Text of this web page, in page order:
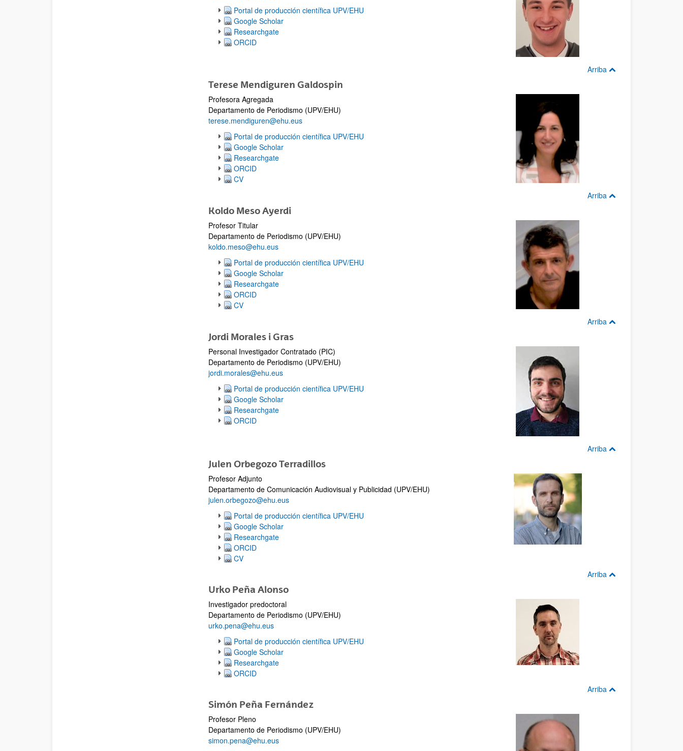
Portal de producción científica UPV/EHU
Google Scholar
Researchgate
ORCID
Arriba
Terese Mendiguren Galdospin
Profesora Agregada
Departamento de Periodismo (UPV/EHU)
terese.mendiguren@ehu.eus
Portal de producción científica UPV/EHU
Google Scholar
Researchgate
ORCID
CV
Arriba
Koldo Meso Ayerdi
Profesor Titular
Departamento de Periodismo (UPV/EHU)
koldo.meso@ehu.eus
Portal de producción científica UPV/EHU
Google Scholar
Researchgate
ORCID
CV
Arriba
Jordi Morales i Gras
Personal Investigador Contratado (PIC)
Departamento de Periodismo (UPV/EHU)
jordi.morales@ehu.eus
Portal de producción científica UPV/EHU
Google Scholar
Researchgate
ORCID
Arriba
Julen Orbegozo Terradillos
Profesor Adjunto
Departamento de Comunicación Audiovisual y Publicidad (UPV/EHU)
julen.orbegozo@ehu.eus
Portal de producción científica UPV/EHU
Google Scholar
Researchgate
ORCID
CV
Arriba
Urko Peña Alonso
Investigador predoctoral
Departamento de Periodismo (UPV/EHU)
urko.pena@ehu.eus
Portal de producción científica UPV/EHU
Google Scholar
Researchgate
ORCID
Arriba
Simón Peña Fernández
Profesor Pleno
Departamento de Periodismo (UPV/EHU)
simon.pena@ehu.eus